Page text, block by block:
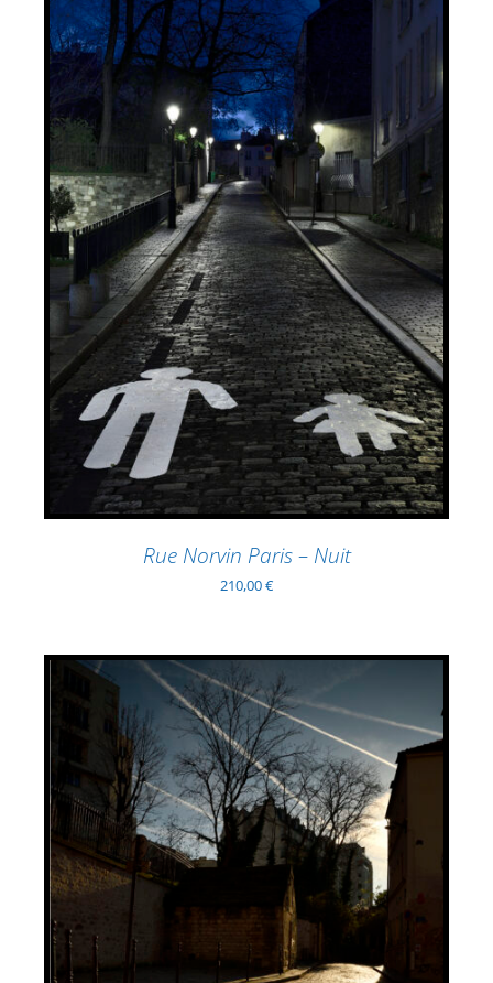
AJOUTER AU PANIER
/
DÉTAILS
Rue Norvin Paris – Nuit
210,00€
AJOUTER AU PANIER
DÉTAILS